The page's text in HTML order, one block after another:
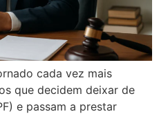
cada vez mais
que decidem deixar de
e passam a prestar